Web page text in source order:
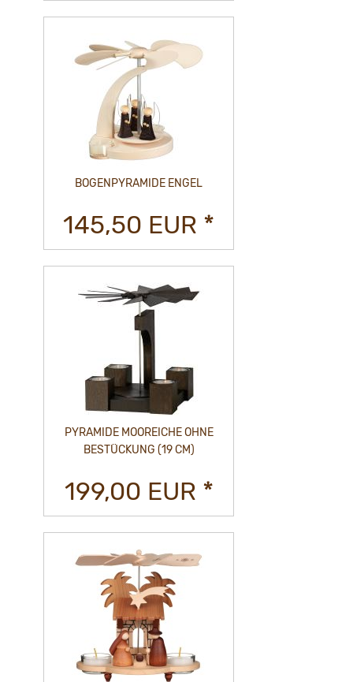
BOGENPYRAMIDE ENGEL
145,50 EUR *
PYRAMIDE MOOREICHE OHNE
BESTÜCKUNG (19 CM)
199,00 EUR *